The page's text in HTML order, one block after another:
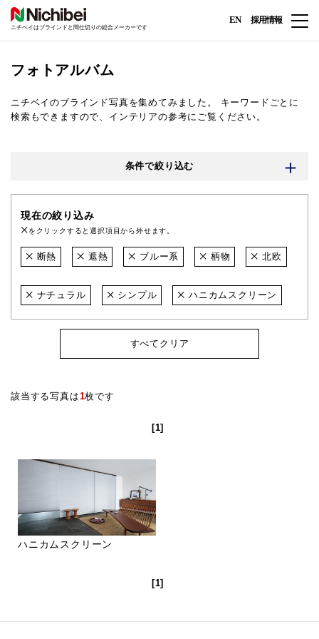
ニチベイはブラインドと間仕切りの総合メーカーです
EN 採用情報
フォトアルバム
ニチベイのブラインド写真を集めてみました。
キーワードごとに
検索もできますので、インテリアの参考にご覧ください。
条件で絞り込む
現在の絞り込み
をクリックすると選択項目から外せます。
断熱 遮熱 ブルー系 柄物 北欧
ナチュラル シンプル ハニカムスクリーン
すべてクリア
該当する写真は1枚です
[1]
ハニカムスクリーン
[1]